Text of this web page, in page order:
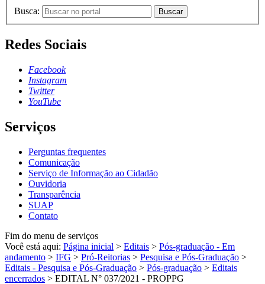
Busca: Buscar
Redes Sociais
Facebook
Instagram
Twitter
YouTube
Serviços
Perguntas frequentes
Comunicação
Serviço de Informação ao Cidadão
Ouvidoria
Transparência
SUAP
Contato
Fim do menu de serviços
Você está aqui: Página inicial > Editais > Pós-graduação - Em
andamento > IFG > Pró-Reitorias > Pesquisa e Pós-Graduação >
Editais - Pesquisa e Pós-Graduação > Pós-graduação > Editais
encerrados > EDITAL N° 037/2021 - PROPPG